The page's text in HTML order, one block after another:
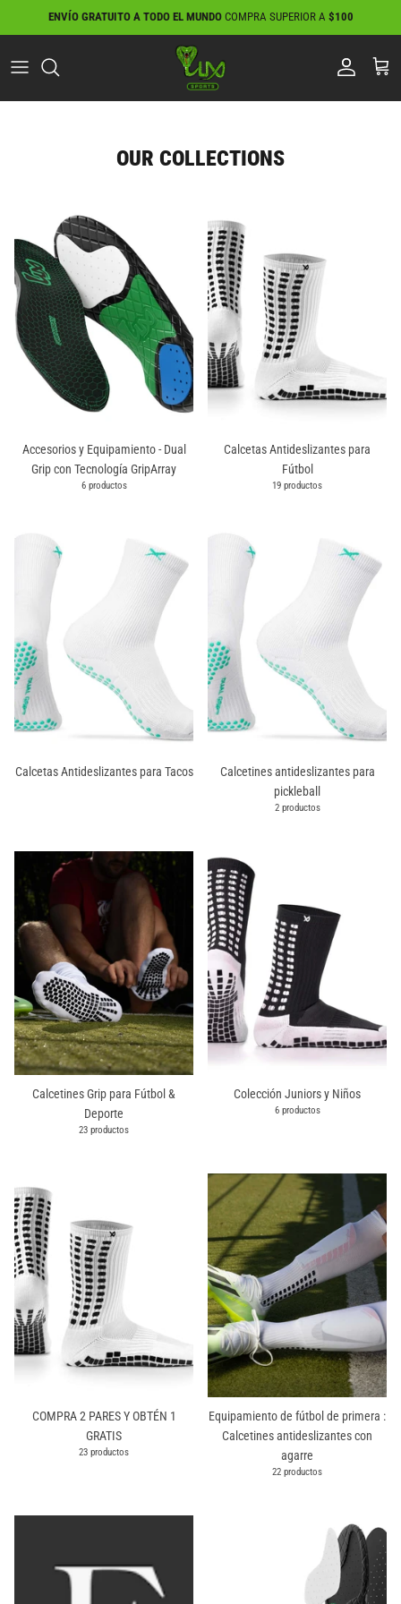
ENVÍO GRATUITO A TODO EL MUNDO COMPRA SUPERIOR A $100
OUR COLLECTIONS
Accesorios y Equipamiento - Dual
Grip con Tecnología GripArray
6 productos
Calcetas Antideslizantes para
Fútbol
19 productos
Calcetas Antideslizantes para Tacos
Calcetines antideslizantes para
pickleball
2 productos
Calcetines Grip para Fútbol &
Deporte
23 productos
Colección Juniors y Niños
6 productos
COMPRA 2 PARES Y OBTÉN 1
GRATIS
23 productos
Equipamiento de fútbol de primera :
Calcetines antideslizantes con
agarre
22 productos